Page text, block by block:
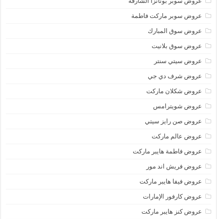
عروض سوبر ماركت فاطمة
عروض سوق المبارك
عروض سوق بلانيت
عروض سيتي سنتر
عروض شرف دي جي
عروض شكلان ماركت
عروض شويترامس
عروض صن رايز سيتي
عروض عالم ماركت
عروض فاطمة هايبر ماركت
عروض فريش اند مور
عروض فيفا هايبر ماركت
عروض كارفور الإمارات
عروض كنز هايبر ماركت